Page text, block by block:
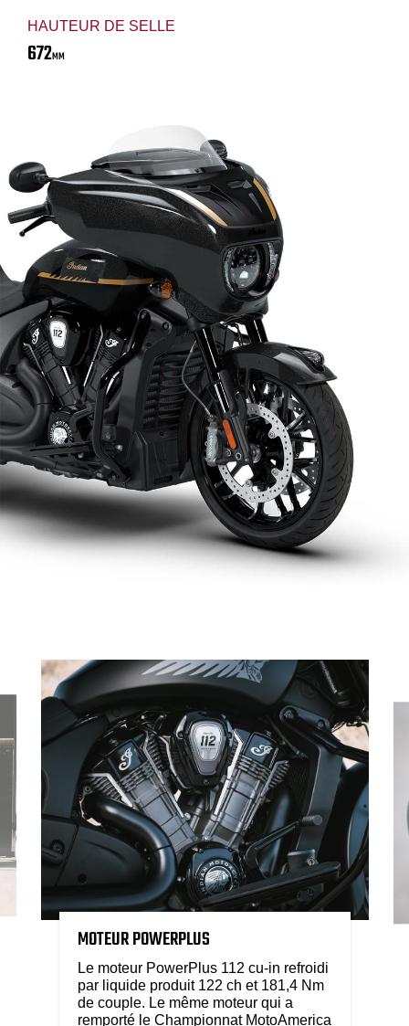
HAUTEUR DE SELLE
672MM
MOTEUR POWERPLUS
Le moteur PowerPlus 112 cu-in refroidi
par liquide produit 122 ch et 181,4 Nm
de couple. Le même moteur qui a
remporté le Championnat MotoAmerica